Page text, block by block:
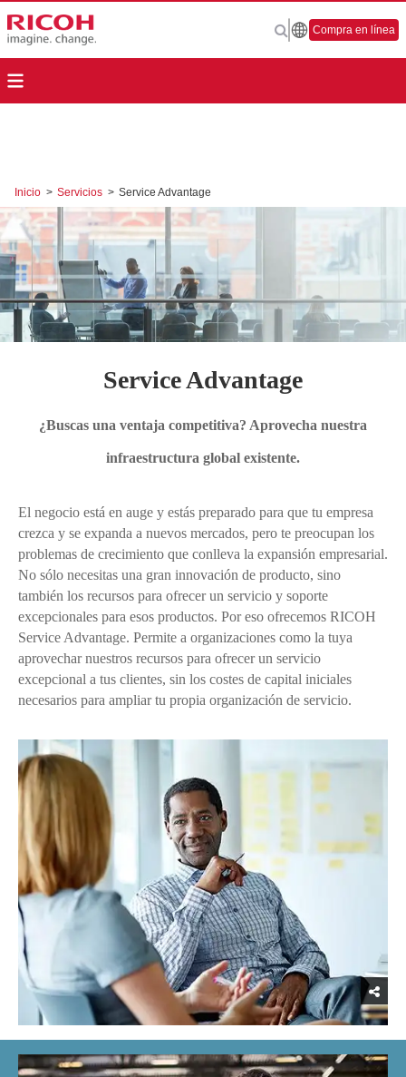
Compra en línea
Inicio > Servicios > Service Advantage
Service Advantage
¿Buscas una ventaja competitiva? Aprovecha nuestra
infraestructura global existente.
El negocio está en auge y estás preparado para que tu empresa
crezca y se expanda a nuevos mercados, pero te preocupan los
problemas de crecimiento que conlleva la expansión empresarial.
No sólo necesitas una gran innovación de producto, sino
también los recursos para ofrecer un servicio y soporte
excepcionales para esos productos. Por eso ofrecemos RICOH
Service Advantage. Permite a organizaciones como la tuya
aprovechar nuestros recursos para ofrecer un servicio
excepcional a tus clientes, sin los costes de capital iniciales
necesarios para ampliar tu propia organización de servicio.